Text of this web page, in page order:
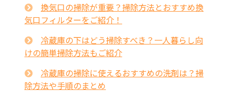
換気口の掃除が重要？掃除方法とおすすめ換
気口フィルターをご紹介！
冷蔵庫の下はどう掃除すべき？一人暮らし向
けの簡単掃除方法もご紹介
冷蔵庫の掃除に使えるおすすめの洗剤は？掃
除方法や手順のまとめ